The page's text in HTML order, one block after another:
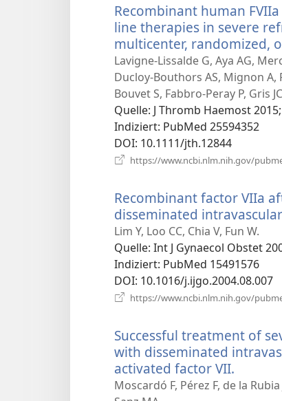
Recombinant human
line therapies in severe
multicenter, randomized,
Lavigne-Lissalde G, Aya AG,
Ducloy-Bouthors AS, Mignon A,
Bouvet S, Fabbro-Peray P, Gris
Quelle‎: J Thromb Haemost
Indiziert‎: PubMed 25594352
DOI‎: 10.1111/jth.12844
https://www.ncbi.nlm.nih.gov/
Recombinant factor VIIa
disseminated
Lim Y, Loo CC, Chia V, Fun W.
Quelle‎: Int J Gynaecol Obstet
Indiziert‎: PubMed 15491576
DOI‎: 10.1016/j.ijgo.2004.08.007
https://www.ncbi.nlm.nih.gov/
Successful treatment of
with disseminated
activated factor VII.
neues
Moscardó F, Pérez F, de la